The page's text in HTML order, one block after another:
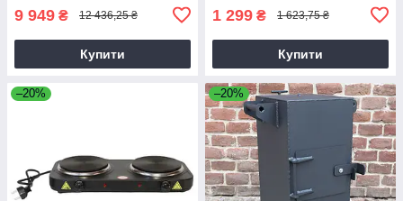
9 949 ₴ 12 436,25 ₴
Купити
1 299 ₴ 1 623,75 ₴
Купити
–20% –20%